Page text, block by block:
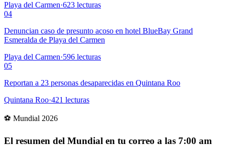
Playa del Carmen·623 lecturas
04
Denuncian caso de presunto acoso en hotel BlueBay Grand
Esmeralda de Playa del Carmen
Playa del Carmen·596 lecturas
05
Reportan a 23 personas desaparecidas en Quintana Roo
Quintana Roo·421 lecturas
⚽ Mundial 2026
El resumen del Mundial en tu correo a las 7:00 am